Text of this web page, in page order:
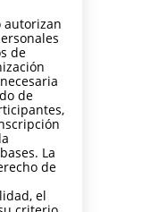
autorizan
de
de
La
de
el